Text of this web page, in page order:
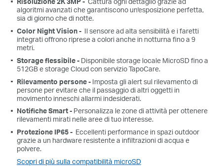
algoritmi avanzati che garantiscono un'esposizione perfetta,
sia di giorno che di notte.
Color Night Vision - Il sensore ad alta sensibilità e i faretti
integrati offrono riprese a colori anche in notturna fino a 9
metri.
Storage flessibile - Disponibile storage locale MicroSD fino a
512GB e storage Cloud con servizio TapoCare.
Rilevamento persone - Imposta gli alert sul rilevamento di
persone per evitare che il passaggio di altri oggetti in
movimento inneschi allarmi indesiderati.
Notifiche Smart - Personalizza le zone di attività per ottenere
rilevamenti mirati nelle aree di tuo interesse.
Protezione IP65 - Eccellenti performance in spazi outdoor
grazie a un hardware resistente a infiltrazioni di acqua e
polvere.
Scopri di più sulla compatibilità microSD
monocrystalline silicon cells harnesses the sun's
energy with more efficiency than traditional panels,
keeping your devices charged and ready.